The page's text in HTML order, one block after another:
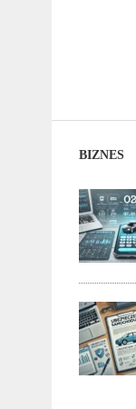
BIZNES